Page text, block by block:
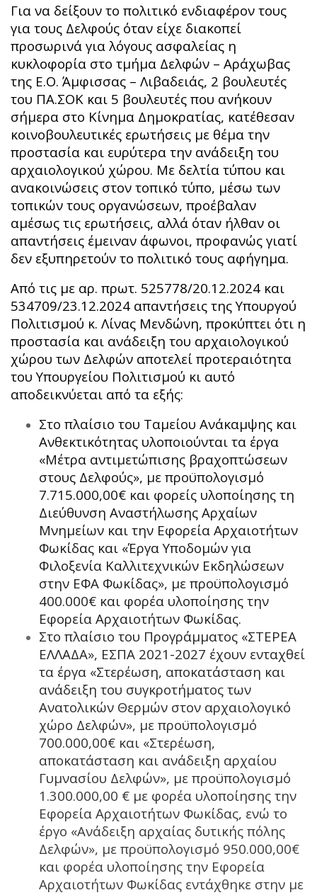
Για να δείξουν το πολιτικό ενδιαφέρον τους
για τους Δελφούς όταν είχε διακοπεί
προσωρινά για λόγους ασφαλείας η
κυκλοφορία στο τμήμα Δελφών – Αράχωβας
της Ε.Ο. Άμφισσας – Λιβαδειάς, 2 βουλευτές
του ΠΑ.ΣΟΚ και 5 βουλευτές που ανήκουν
σήμερα στο Κίνημα Δημοκρατίας, κατέθεσαν
κοινοβουλευτικές ερωτήσεις με θέμα την
προστασία και ευρύτερα την ανάδειξη του
αρχαιολογικού χώρου. Με δελτία τύπου και
ανακοινώσεις στον τοπικό τύπο, μέσω των
τοπικών τους οργανώσεων, προέβαλαν
αμέσως τις ερωτήσεις, αλλά όταν ήλθαν οι
απαντήσεις έμειναν άφωνοι, προφανώς γιατί
δεν εξυπηρετούν το πολιτικό τους αφήγημα.
Από τις με αρ. πρωτ. 525778/20.12.2024 και
534709/23.12.2024 απαντήσεις της Υπουργού
Πολιτισμού κ. Λίνας Μενδώνη, προκύπτει ότι η
προστασία και ανάδειξη του αρχαιολογικού
χώρου των Δελφών αποτελεί προτεραιότητα
του Υπουργείου Πολιτισμού κι αυτό
αποδεικνύεται από τα εξής:
Στο πλαίσιο του Ταμείου Ανάκαμψης και
Ανθεκτικότητας υλοποιούνται τα έργα
«Μέτρα αντιμετώπισης βραχοπτώσεων
στους Δελφούς», με προϋπολογισμό
7.715.000,00€ και φορείς υλοποίησης τη
Διεύθυνση Αναστήλωσης Αρχαίων
Μνημείων και την Εφορεία Αρχαιοτήτων
Φωκίδας και «Έργα Υποδομών για
Φιλοξενία Καλλιτεχνικών Εκδηλώσεων
στην ΕΦΑ Φωκίδας», με προϋπολογισμό
400.000€ και φορέα υλοποίησης την
Εφορεία Αρχαιοτήτων Φωκίδας.
Στο πλαίσιο του Προγράμματος «ΣΤΕΡΕΑ
ΕΛΛΑΔΑ», ΕΣΠΑ 2021-2027 έχουν ενταχθεί
τα έργα «Στερέωση, αποκατάσταση και
ανάδειξη του συγκροτήματος των
Ανατολικών Θερμών στον αρχαιολογικό
χώρο Δελφών», με προϋπολογισμό
700.000,00€ και «Στερέωση,
αποκατάσταση και ανάδειξη αρχαίου
Γυμνασίου Δελφών», με προϋπολογισμό
1.300.000,00 € με φορέα υλοποίησης την
Εφορεία Αρχαιοτήτων Φωκίδας, ενώ το
έργο «Ανάδειξη αρχαίας δυτικής πόλης
Δελφών», με προϋπολογισμό 950.000,00€
και φορέα υλοποίησης την Εφορεία
Αρχαιοτήτων Φωκίδας εντάχθηκε στην με